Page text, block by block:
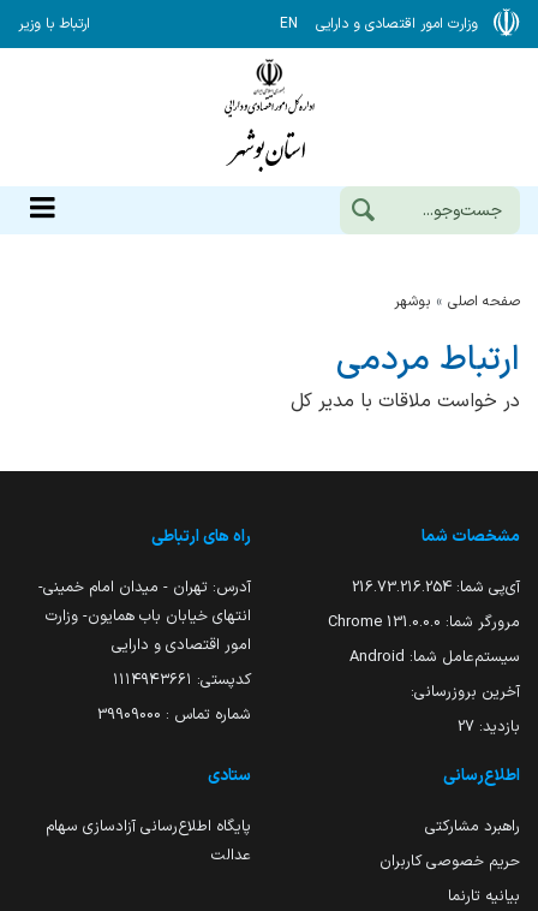
وزارت امور اقتصادی و دارایی EN ارتباط با وزیر
صفحه اصلی بوشهر
ارتباط مردمی
در خواست ملاقات با مدیر کل
مشخصات شما
آی‌پی شما: 216.73.216.254
مرورگر شما: 131.0.0.0 Chrome
سیستم‌عامل شما: Android
آخرین بروزرسانی:
بازدید: 27
راه های ارتباطی
آدرس: تهران - میدان امام خمینی-
انتهای خیابان باب همایون- وزارت
امور اقتصادی و دارایی
کدپستی: ۱۱۱۴۹۴۳۶۶۱
شماره تماس : 39909000
اطلاع‌رسانی
راهبرد مشارکتی
حریم خصوصی کاربران
بیانیه تارنما
ستادی
پایگاه اطلاع‌رسانی آزادسازی سهام
عدالت